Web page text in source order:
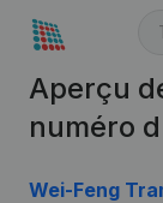
Aperçu
numéro
Wei-Feng